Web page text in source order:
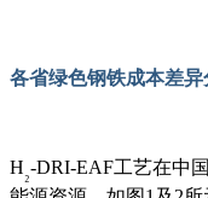
各省绿色钢铁成本差异
H₂-DRI-EAF工艺在中